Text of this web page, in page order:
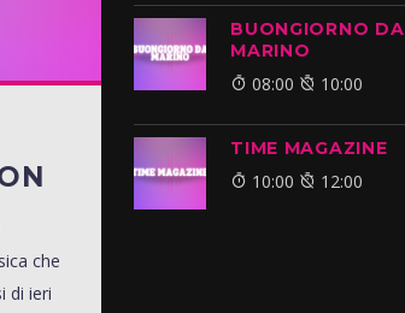
che
di ieri
BUONGIORNO DA
MARINO
08:00 10:00
TIME MAGAZINE
10:00 12:00